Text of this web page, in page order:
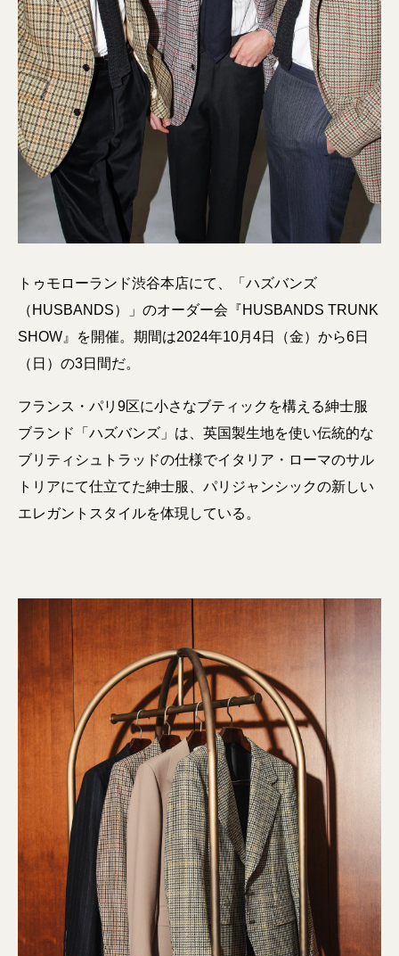
トゥモローランド渋谷本店にて、「ハズバンズ
（HUSBANDS）」のオーダー会『HUSBANDS TRUNK
SHOW』を開催。期間は2024年10月4日（金）から6日
（日）の3日間だ。
フランス・パリ9区に小さなブティックを構える紳士服
ブランド「ハズバンズ」は、英国製生地を使い伝統的な
ブリティシュトラッドの仕様でイタリア・ローマのサル
トリアにて仕立てた紳士服、パリジャンシックの新しい
エレガントスタイルを体現している。